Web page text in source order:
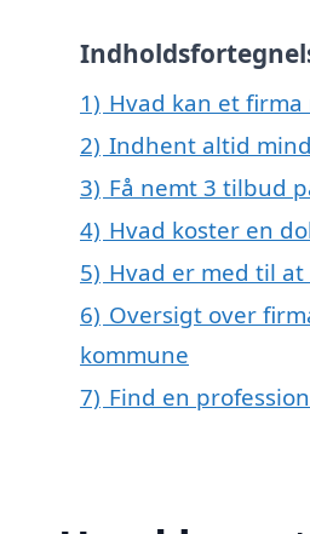
1) Hvad kan et
2) Indhent altid
3) Få nemt 3 tilbud
4) Hvad koster en
5) Hvad er med til
6) Oversigt over
kommune
7) Find en